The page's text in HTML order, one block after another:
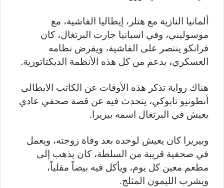
ألمانيا النازية مع هتلر، إيطاليا الفاشية، مع
موسوليني، وفي اسبانيا جارت البرتغال، كان
فرانكو ينتصر على الفاشية، ويفرض نظامه
العسكري، بدعم من كل هذه الأنظمة الديكتاتورية.
هناك رواية تذكر هذه الأوقات عن الكاتب الايطالي
أنطونيو تابوكي، يتحدث فيه عن قصة صحفي عادي
يعيش في البرتغال اسمه بيريرا.
وبيريرا كان يعيش لوحده بعد وفاة زوجته، ويعمل
في صحفية قريبة من السلطة، كان يذهب إلى
مطعم معين كل يوم، ويأكل فيه بيضاً مقلياً،
ويشرب الليمون المثلج.